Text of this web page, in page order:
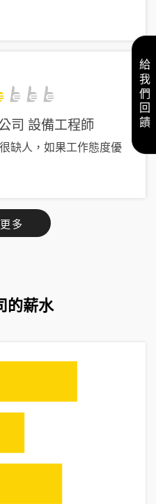
司 設備工程師
缺人，如果工作態度優
多
的薪水
給我們回饋